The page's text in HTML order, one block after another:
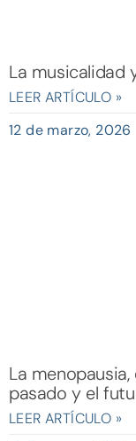
La musicalidad
LEER ARTÍCULO »
12 de marzo, 2026
La
pasado y el
LEER ARTÍCULO »